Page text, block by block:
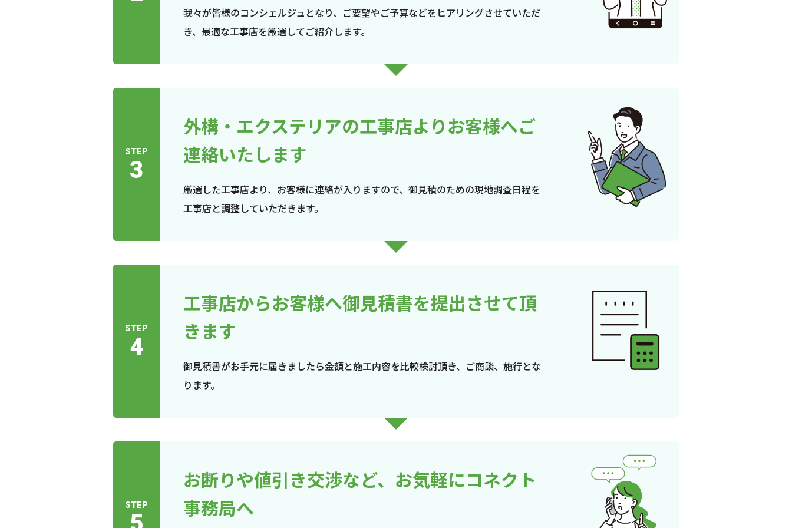
我々が皆様のコンシェルジュとなり、ご要望やご予算などをヒアリングさせていただ
き、最適な工事店を厳選してご紹介します。
STEP
3
外構・エクステリアの工事店よりお客様へご
連絡いたします
厳選した工事店より、お客様に連絡が入りますので、御見積のための現地調査日程を
工事店と調整していただきます。
STEP
4
工事店からお客様へ御見積書を提出させて頂
きます
御見積書がお手元に届きましたら金額と施工内容を比較検討頂き、ご商談、施行とな
ります。
STEP
お断りや値引き交渉など、お気軽にコネクト
事務局へ